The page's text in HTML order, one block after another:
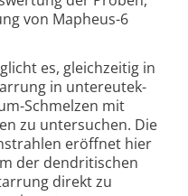
von Mapheus-6
es, gleich­zeitig in
in unter­eutek­
Schmelzen mit
zu untersuchen. Die
eröffnet hier
der dendri­tischen
direkt zu